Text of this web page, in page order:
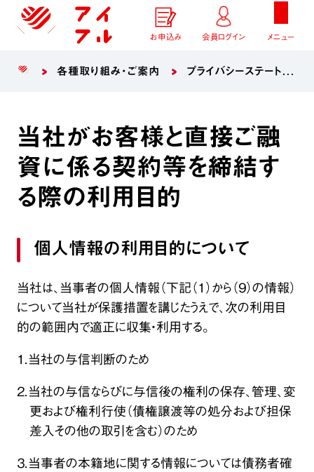
お申込み 会員ログイン メニュー
各種取り組み・ご案内 プライバシーステートメント
当社がお客様と直接ご融
資に係る契約等を締結す
る際の利用目的
個人情報の利用目的について
当社は、当事者の個人情報（下記（１）から（９）の情報）
について当社が保護措置を講じたうえで、次の利用目
的の範囲内で適正に収集・利用する。
１．当社の与信判断のため
２．当社の与信ならびに与信後の権利の保存、管理、変
更および権利行使（債権譲渡等の処分および担保
差入その他の取引を含む）のため
３．当事者の本籍地に関する情報については債務者確